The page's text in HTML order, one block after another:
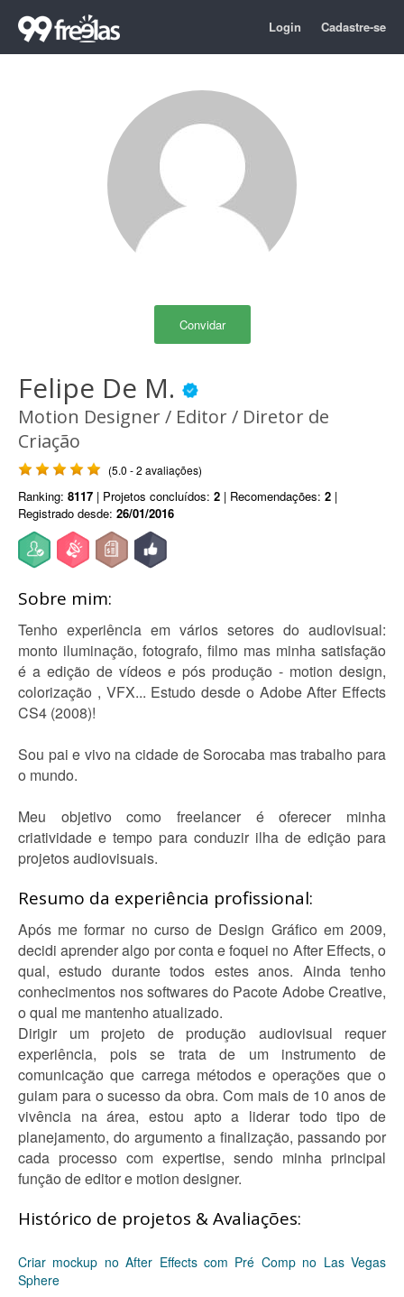
Login Cadastre-se
Convidar
Felipe De M.
Motion Designer / Editor / Diretor de
Criação
(5.0 - 2 avaliações)
Ranking: 8117 | Projetos concluídos: 2 | Recomendações: 2 |
Registrado desde: 26/01/2016
Sobre mim:
Tenho experiência em vários setores do audiovisual:
monto iluminação, fotografo, filmo mas minha satisfação
é a edição de vídeos e pós produção - motion design,
colorização , VFX... Estudo desde o Adobe After Effects
CS4 (2008)!
Sou pai e vivo na cidade de Sorocaba mas trabalho para
o mundo.
Meu objetivo como freelancer é oferecer minha
criatividade e tempo para conduzir ilha de edição para
projetos audiovisuais.
Resumo da experiência profissional:
Após me formar no curso de Design Gráfico em 2009,
decidi aprender algo por conta e foquei no After Effects, o
qual, estudo durante todos estes anos. Ainda tenho
conhecimentos nos softwares do Pacote Adobe Creative,
o qual me mantenho atualizado.
Dirigir um projeto de produção audiovisual requer
experiência, pois se trata de um instrumento de
comunicação que carrega métodos e operações que o
guiam para o sucesso da obra. Com mais de 10 anos de
vivência na área, estou apto a liderar todo tipo de
planejamento, do argumento a finalização, passando por
cada processo com expertise, sendo minha principal
função de editor e motion designer.
Histórico de projetos & Avaliações:
Criar mockup no After Effects com Pré Comp no Las Vegas
Sphere